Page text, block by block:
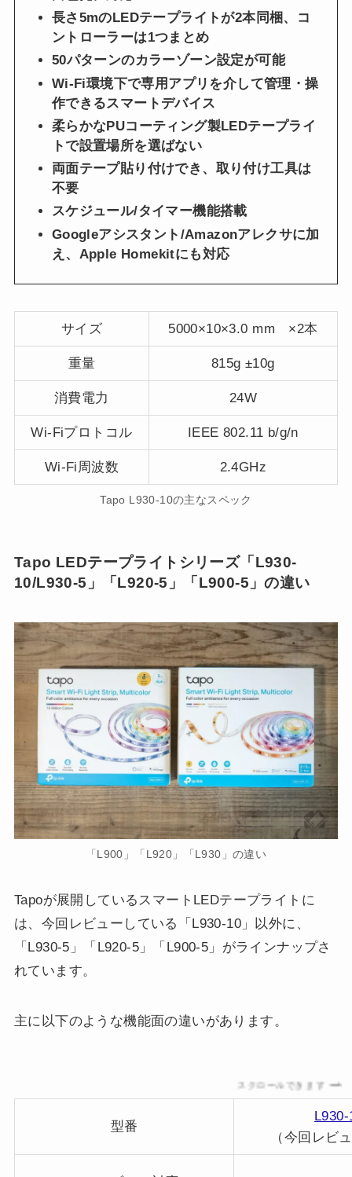
長さ5mのLEDテープライトが2本同梱、コ
ントローラーは1つまとめ
50パターンのカラーゾーン設定が可能
Wi-Fi環境下で専用アプリを介して管理・操
作できるスマートデバイス
柔らかなPUコーティング製LEDテープライ
トで設置場所を選ばない
両面テープ貼り付けでき、取り付け工具は
不要
スケジュール/タイマー機能搭載
Googleアシスタント/Amazonアレクサに加
え、Apple Homekitにも対応
サイズ 5000×10×3.0 mm ×2本
重量 815g ±10g
消費電力 24W
Wi-Fiプロトコル IEEE 802.11 b/g/n
Wi-Fi周波数 2.4GHz
Tapo L930-10の主なスペック
Tapo LEDテープライトシリーズ「L930-
10/L930-5」「L920-5」「L900-5」の違い
「L900」「L920」「L930」の違い
Tapoが展開しているスマートLEDテープライトに
は、今回レビューしている「L930-10」以外に、
「L930-5」「L920-5」「L900-5」がラインナップさ
れています。
主に以下のような機能面の違いがあります。
スクロールできます
型番
L930-
（今回レビ